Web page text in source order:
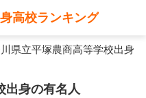
高校ランキング
県立平塚農商高等学校出身
出身の有名人